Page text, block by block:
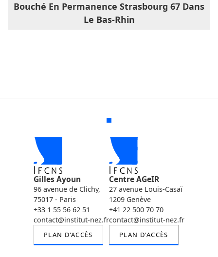
Bouché En Permanence Strasbourg 67 Dans
Le Bas-Rhin
Gilles Ayoun
96 avenue de Clichy,
75017 - Paris
+33 1 55 56 62 51
contact@institut-nez.fr
PLAN D'ACCÈS
Centre AGeIR
27 avenue Louis-Casaï
1209 Genève
+41 22 500 70 70
contact@institut-nez.fr
PLAN D'ACCÈS